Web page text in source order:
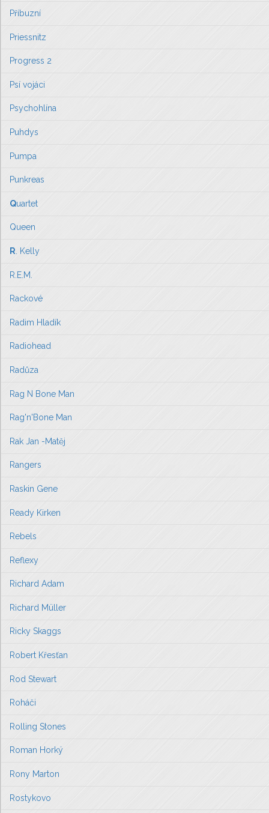
Příbuzní
Priessnitz
Progress 2
Psí vojáci
Psychohlína
Puhdys
Pumpa
Punkreas
Quartet
Queen
R . Kelly
R.E.M.
Rackové
Radim Hladík
Radiohead
Radůza
Rag N Bone Man
Rag'n'Bone Man
Rak Jan -Matěj
Rangers
Raskin Gene
Ready Kirken
Rebels
Reflexy
Richard Adam
Richard Müller
Ricky Skaggs
Robert Křesťan
Rod Stewart
Roháči
Rolling Stones
Roman Horký
Rony Marton
Rostykovo